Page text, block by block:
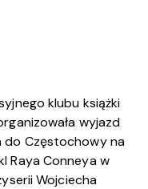
klubu książki
wyjazd
do Częstochowy na
Raya Conneya w
Wojciecha